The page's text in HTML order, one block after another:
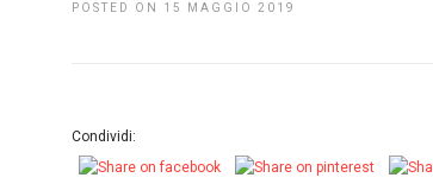
POSTED ON 15 MAGGIO 2019
Condividi: